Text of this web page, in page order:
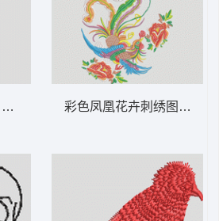
蜓 彩色凤凰花卉刺绣图案 凤凰